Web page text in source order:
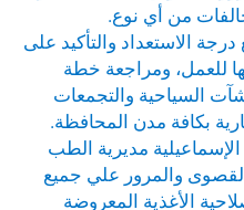
من أي نوع.
الاستعداد والتأكيد على
للعمل، ومراجعة خطة
السياحية والتجمعات
بكافة مدن المحافظة.
مديرية الطب
والمرور علي جميع
الأغذية المعروضة